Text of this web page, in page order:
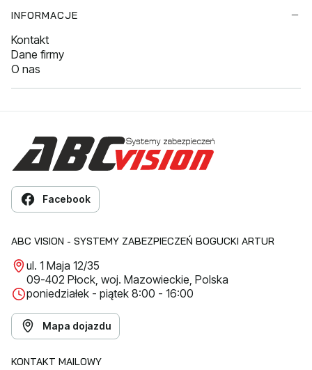
INFORMACJE
Kontakt
Dane firmy
O nas
Facebook
ABC VISION - SYSTEMY ZABEZPIECZEŃ BOGUCKI ARTUR
ul. 1 Maja 12/35
09-402 Płock, woj. Mazowieckie, Polska
poniedziałek - piątek 8:00 - 16:00
Mapa dojazdu
KONTAKT MAILOWY